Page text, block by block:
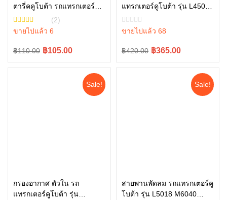
ตารี่คคูโบต้า รถแทรกเตอร์คู
โบต้า รุ่น L4708 L5018
W9518-54071
(2)
ขายไปแล้ว 6
฿110.00
Original ฿105.00
Current
หยิบใส่ตะกร้า
แทรกเตอร์คูโบต้า รุ่น L4508,
L4708, L5018 , W9501-
45101
ขายไปแล้ว 68
฿420.00
Original ฿365.00
Current
หยิบใส่ตะกร้า
Sale!
กรองอากาศ ตัวใน รถ
แทรกเตอร์คูโบต้า รุ่น
หยิบใส่ตะกร้า
Sale!
สายพานพัดลม รถแทรกเตอร์คู
โบต้า รุ่น L5018 M6040
หยิบใส่ตะกร้า